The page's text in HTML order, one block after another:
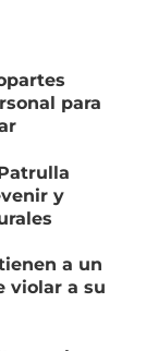
para
y
a un
violar a su